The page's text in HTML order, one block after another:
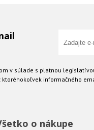
v súlade s platnou
informačného
o nákupe